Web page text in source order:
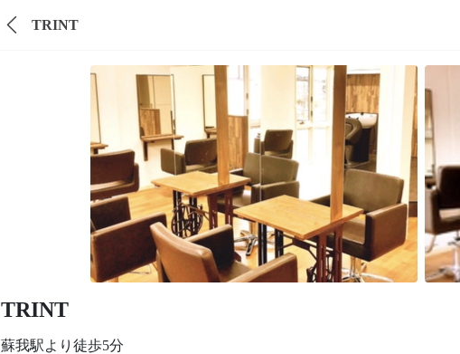
TRINT
TRINT
蘇我駅より徒歩5分